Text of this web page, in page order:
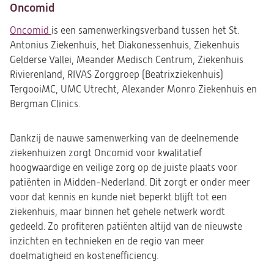
Oncomid
Oncomid t
in
een
nieuwe
tab)
is een samenwerkingsverband tussen het St.
Antonius Ziekenhuis, het Diakonessenhuis, Ziekenhuis
Gelderse Vallei, Meander Medisch Centrum, Ziekenhuis
Rivierenland, RIVAS Zorggroep (Beatrixziekenhuis)
TergooiMC, UMC Utrecht, Alexander Monro Ziekenhuis en
Bergman Clinics.
Dankzij de nauwe samenwerking van de deelnemende
ziekenhuizen zorgt Oncomid voor kwalitatief
hoogwaardige en veilige zorg op de juiste plaats voor
patiënten in Midden-Nederland. Dit zorgt er onder meer
voor dat kennis en kunde niet beperkt blijft tot een
ziekenhuis, maar binnen het gehele netwerk wordt
gedeeld. Zo profiteren patiënten altijd van de nieuwste
inzichten en technieken en de regio van meer
doelmatigheid en kostenefficiency.